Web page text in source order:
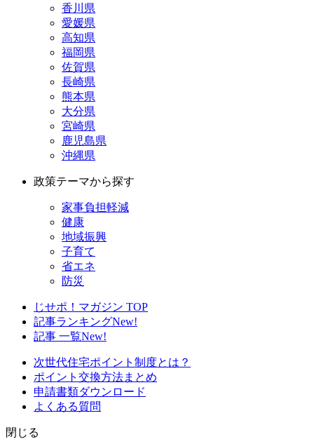
香川県
愛媛県
高知県
福岡県
佐賀県
長崎県
熊本県
大分県
宮崎県
鹿児島県
沖縄県
政策テーマから探す
家事負担軽減
健康
地域振興
子育て
省エネ
防災
じせポ！マガジン TOP
記事ランキングNew!
記事 一覧New!
次世代住宅ポイント制度とは？
ポイント交換方法まとめ
申請書類ダウンロード
よくある質問
閉じる